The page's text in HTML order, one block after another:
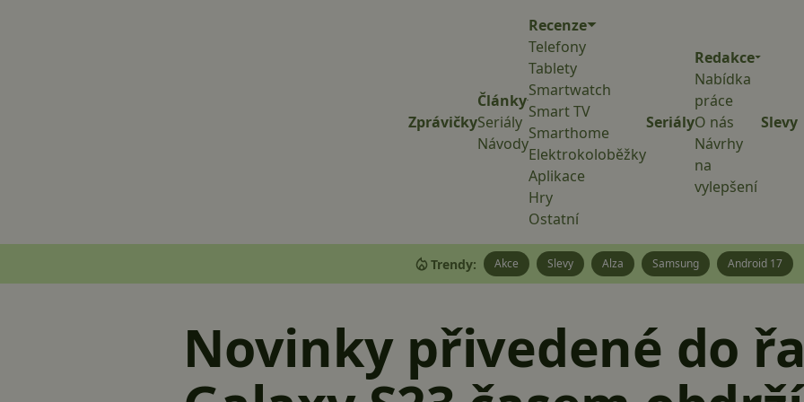
Zprávičky
Články
Seriály
Návody
Recenze
Telefony
Tablety
Smartwatch
Smart TV
Smarthome
Elektrokoloběžky
Aplikace
Hry
Ostatní
Seriály
Redakce
Nabídka
práce
O nás
Návrhy
na
vylepšení
Slevy
Trendy: Akce Slevy Alza Samsung Android 17
Novinky přivedené do